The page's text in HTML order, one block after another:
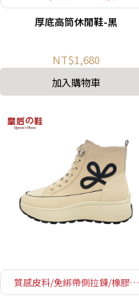
粒大底
厚底高筒休閒鞋-黑
NT$1,680
加入購物車
質感皮料/免綁帶側拉鍊/橡膠顆
粒大底